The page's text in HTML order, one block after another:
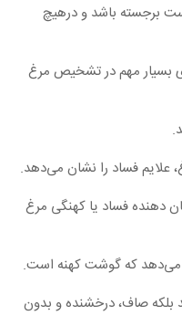
برجسته باشد و درهیچ
بسیار مهم در تشخیص مرغ
علایم فساد را نشان می‌دهد.
دهنده فساد یا کهنگی مرغ
بلکه صاف، درخشنده و بدون